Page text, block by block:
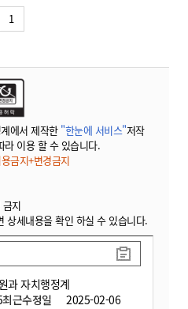
1
에서 제작한 "한눈에 서비스"저작
라 이용 할 수 있습니다.
금지+변경금지
지
상세내용을 확인 하실 수 있습니다.
과 자치행정계
최근수정일 2025-02-06